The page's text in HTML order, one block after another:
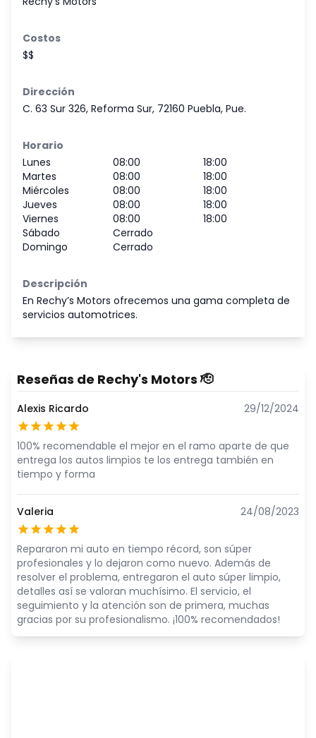
Rechy's Motors
Costos
$$
Dirección
C. 63 Sur 326, Reforma Sur, 72160 Puebla, Pue.
Horario
Lunes
08:00
18:00
Martes
08:00
18:00
Miércoles
08:00
18:00
Jueves
08:00
18:00
Viernes
08:00
18:00
Sábado
Cerrado
Domingo
Cerrado
Descripción
En Rechy’s Motors ofrecemos una gama completa de
servicios automotrices.
Reseñas de Rechy's Motors 🫡
Alexis Ricardo 29/12/2024
100% recomendable el mejor en el ramo aparte de que
entrega los autos limpios te los entrega también en
tiempo y forma
Valeria 24/08/2023
Repararon mi auto en tiempo récord, son súper
profesionales y lo dejaron como nuevo. Además de
resolver el problema, entregaron el auto súper limpio,
detalles así se valoran muchísimo. El servicio, el
seguimiento y la atención son de primera, muchas
gracias por su profesionalismo. ¡100% recomendados!